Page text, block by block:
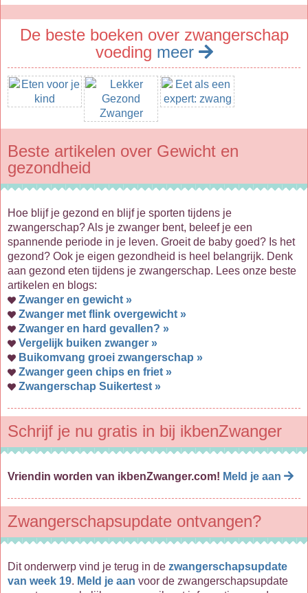
De beste boeken over zwangerschap
voeding meer
Beste artikelen over Gewicht en
gezondheid
Hoe blijf je gezond en blijf je sporten tijdens je
zwangerschap? Als je zwanger bent, beleef je een
spannende periode in je leven. Groeit de baby goed? Is het
gezond? Ook je eigen gezondheid is heel belangrijk. Denk
aan gezond eten tijdens je zwangerschap. Lees onze beste
artikelen en blogs:
Zwanger en gewicht »
Zwanger met flink overgewicht »
Zwanger en hard gevallen? »
Vergelijk buiken zwanger »
Buikomvang groei zwangerschap »
Zwanger geen chips en friet »
Zwangerschap Suikertest »
Schrijf je nu gratis in bij ikbenZwanger
Vriendin worden van ikbenZwanger.com! Meld je aan
Zwangerschapsupdate ontvangen?
Dit onderwerp vind je terug in de zwangerschapsupdate
van week 19. Meld je aan voor de zwangerschapsupdate